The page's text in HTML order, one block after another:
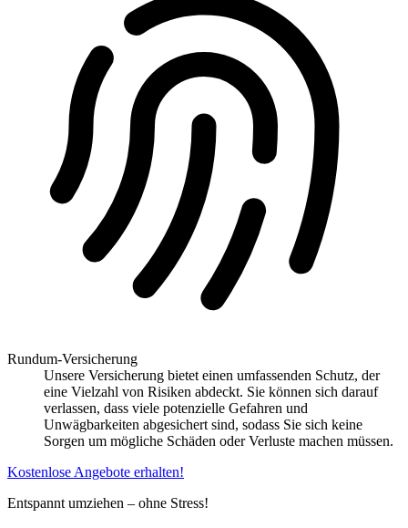
Rundum-Versicherung
Unsere Versicherung bietet einen umfassenden Schutz, der
eine Vielzahl von Risiken abdeckt. Sie können sich darauf
verlassen, dass viele potenzielle Gefahren und
Unwägbarkeiten abgesichert sind, sodass Sie sich keine
Sorgen um mögliche Schäden oder Verluste machen müssen.
Kostenlose Angebote erhalten!
Entspannt umziehen – ohne Stress!